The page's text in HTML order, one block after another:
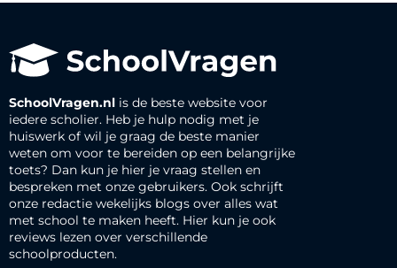
SchoolVragen.nl is de beste website voor
iedere scholier. Heb je hulp nodig met je
huiswerk of wil je graag de beste manier
weten om voor te bereiden op een belangrijke
toets? Dan kun je hier je vraag stellen en
bespreken met onze gebruikers. Ook schrijft
onze redactie wekelijks blogs over alles wat
met school te maken heeft. Hier kun je ook
reviews lezen over verschillende
schoolproducten.